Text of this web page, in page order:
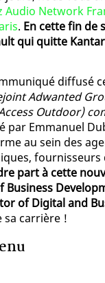
Audio Network
. En cette fin de
qui quitte
diffusé
Adwanted
Outdoor)
par Emmanuel
au sein des
fournisseurs
part à cette
of Digital and
sa carrière !